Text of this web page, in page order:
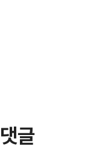
댓글